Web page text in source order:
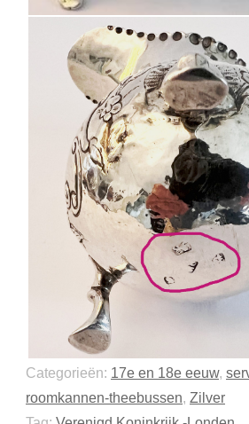
Categorieën: 17e en 18e eeuw,
roomkannen-theebussen, Zilver